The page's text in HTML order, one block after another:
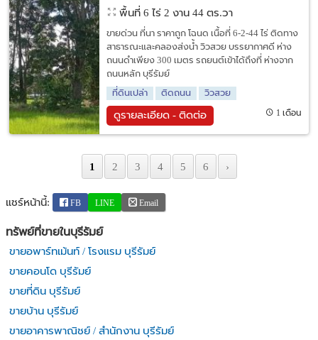
พื้นที่ 6 ไร่ 2 งาน 44 ตร.วา
ขายด่วน ที่นา ราคาถูก โฉนด เนื้อที่ 6-2-44 ไร่ ติดทาง
สาธารณะและคลองส่งน้ำ วิวสวย บรรยากาศดี ห่าง
ถนนดำเพียง 300 เมตร รถยนต์เข้าได้ถึงที่ ห่างจาก
ถนนหลัก บุรีรัมย์
ที่ดินเปล่า
ติดถนน วิวสวย
ดูรายละเอียด - ติดต่อ 1 เดือน
1 2 3 4 5 6 ›
แชร์หน้านี้: FB LINE Email
ทรัพย์ที่ขายในบุรีรัมย์
ขายอพาร์ทเม้นท์ / โรงแรม บุรีรัมย์
ขายคอนโด บุรีรัมย์
ขายที่ดิน บุรีรัมย์
ขายบ้าน บุรีรัมย์
ขายอาคารพาณิชย์ / สำนักงาน บุรีรัมย์